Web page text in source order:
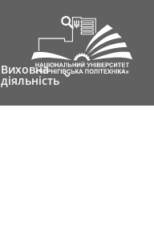
Виховна
діяльність